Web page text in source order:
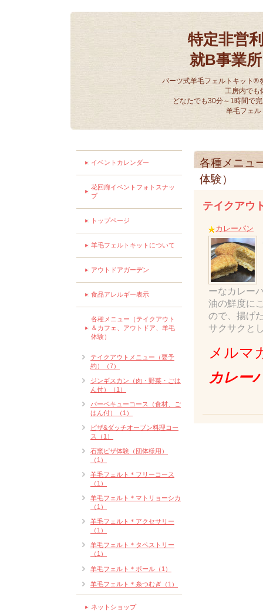
特定非営
就B事業
パーツ式羊毛フェルトキット®
工房内でも
どなたでも30分～1時間で
羊毛フェ
各種メニュ
体験）
テイクアウ
カレーパン
ーなカレー
油の鮮度に
ので、揚げ
サクサクと
メルマ
カレー
イベントカレンダー
花回廊イベントフォトスナッ
プ
トップページ
羊毛フェルトキットについて
アウトドアガーデン
食品アレルギー表示
各種メニュー（テイクアウト
＆カフェ、アウトドア、羊毛
体験）
テイクアウトメニュー（要予
約）（7）
ジンギスカン（肉・野菜・ごは
ん付）（1）
バーベキューコース（食材、ご
はん付）（1）
ピザ&ダッチオーブン料理コー
ス（1）
石窯ピザ体験（団体様用）
（1）
羊毛フェルト＊フリーコース
（1）
羊毛フェルト＊マトリョーシカ
（1）
羊毛フェルト＊アクセサリー
（1）
羊毛フェルト＊タペストリー
（1）
羊毛フェルト＊ボール（1）
羊毛フェルト＊糸つむぎ（1）
ネットショップ